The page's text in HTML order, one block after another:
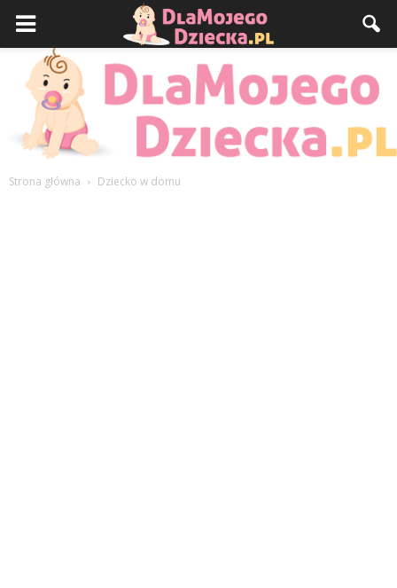
Strona główna Dziecko w domu